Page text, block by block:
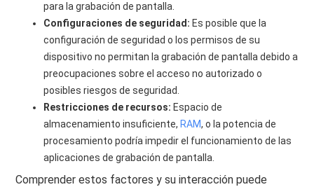
para la grabación de pantalla.
Configuraciones de seguridad: Es posible que la
configuración de seguridad o los permisos de su
dispositivo no permitan la grabación de pantalla debido a
preocupaciones sobre el acceso no autorizado o
posibles riesgos de seguridad.
Restricciones de recursos: Espacio de
almacenamiento insuficiente, RAM, o la potencia de
procesamiento podría impedir el funcionamiento de las
aplicaciones de grabación de pantalla.
Comprender estos factores y su interacción puede